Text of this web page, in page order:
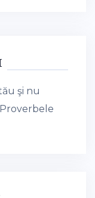
şi nu
Proverbele